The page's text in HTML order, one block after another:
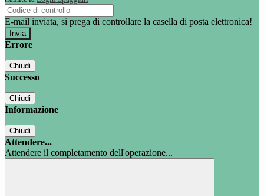
E-mail inviata, si prega di controllare la casella di posta elettronica!
Errore
Chiudi
Successo
Chiudi
Informazione
Chiudi
Attendere...
Attendere il completamento dell'operazione...